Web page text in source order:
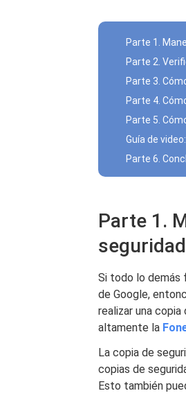
Parte 1.
Parte 2.
Parte 3.
Parte 4.
Parte 5.
Guía de
Parte 6.
Parte 1.
Si todo lo demás
de Google,
realizar una
altamente la
La copia de
copias de
Esto también